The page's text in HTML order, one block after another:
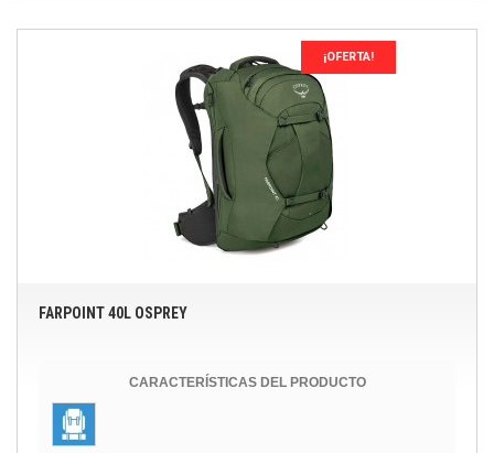
¡OFERTA!
FARPOINT 40L OSPREY
CARACTERÍSTICAS DEL PRODUCTO